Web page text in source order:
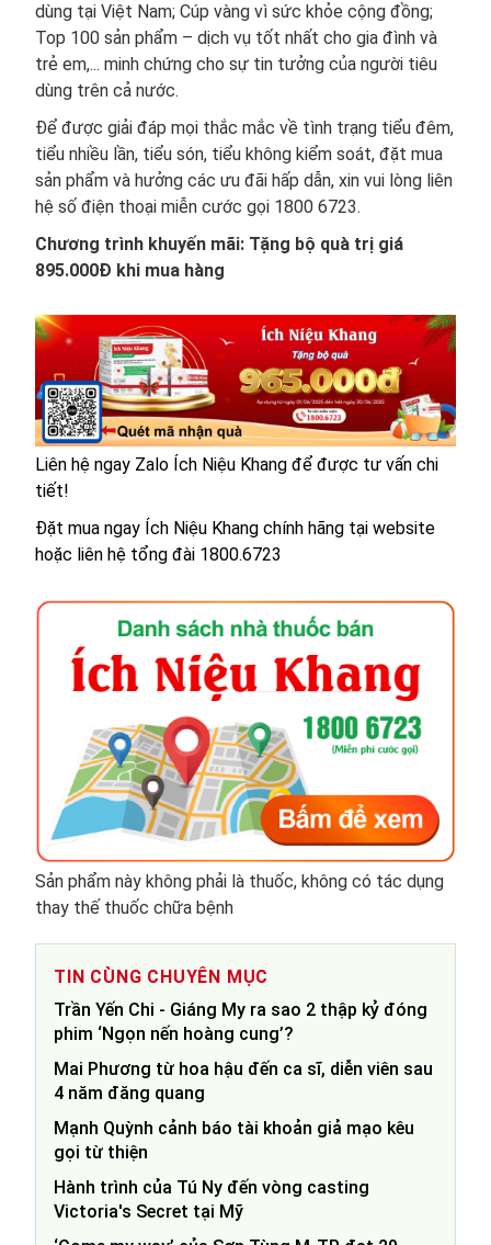
dùng tại Việt Nam; Cúp vàng vì sức khỏe cộng đồng;
Top 100 sản phẩm – dịch vụ tốt nhất cho gia đình và
trẻ em,... minh chứng cho sự tin tưởng của người tiêu
dùng trên cả nước.
Để được giải đáp mọi thắc mắc về tình trạng tiểu đêm,
tiểu nhiều lần, tiểu són, tiểu không kiểm soát, đặt mua
sản phẩm và hưởng các ưu đãi hấp dẫn, xin vui lòng liên
hệ số điện thoại miễn cước gọi 1800 6723.
Chương trình khuyến mãi: Tặng bộ quà trị giá
895.000Đ khi mua hàng
Liên hệ ngay Zalo Ích Niệu Khang để được tư vấn chi
tiết!
Đặt mua ngay Ích Niệu Khang chính hãng tại website
hoặc liên hệ tổng đài 1800.6723
Sản phẩm này không phải là thuốc, không có tác dụng
thay thế thuốc chữa bệnh
TIN CÙNG CHUYÊN MỤC
Trần Yến Chi - Giáng My ra sao 2 thập kỷ đóng
phim ‘Ngọn nến hoàng cung’?
Mai Phương từ hoa hậu đến ca sĩ, diễn viên sau
4 năm đăng quang
Mạnh Quỳnh cảnh báo tài khoản giả mạo kêu
gọi từ thiện
Hành trình của Tú Ny đến vòng casting
Victoria's Secret tại Mỹ